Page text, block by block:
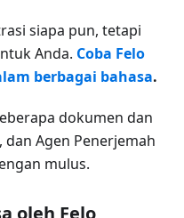
siapa pun, tetapi
Anda. Coba Felo
berbagai bahasa.
dokumen dan
Agen Penerjemah
mulus.
oleh Felo